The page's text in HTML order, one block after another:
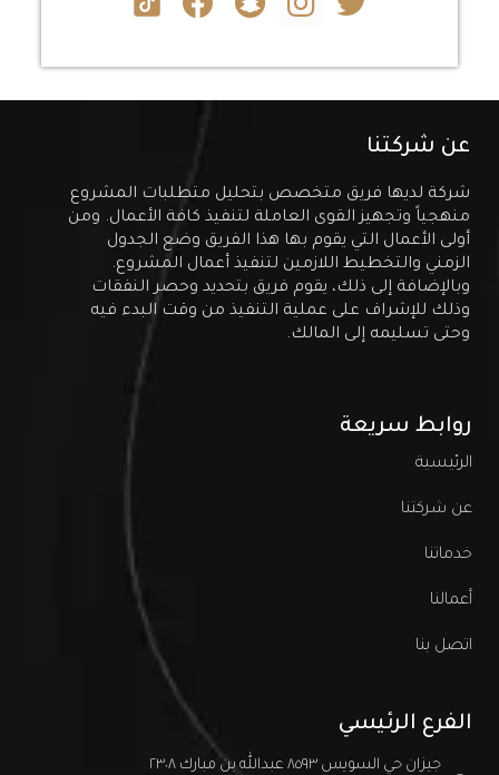
عن شركتنا
شركة لديها فريق متخصص بتحليل متطلبات المشروع
منهجياً وتجهيز القوى العاملة لتنفيذ كافة الأعمال. ومن
أولى الأعمال التي يقوم بها هذا الفريق وضع الجدول
الزمني والتخطيط اللازمين لتنفيذ أعمال المشروع.
وبالإضافة إلى ذلك، يقوم فريق بتحديد وحصر النفقات
وذلك للإشراف على عملية التنفيذ من وقت البدء فيه
وحتى تسليمه إلى المالك.
روابط سريعة
الرئيسية
عن شركتنا
خدماتنا
أعمالنا
اتصل بنا
الفرع الرئيسي
جيزان حي السويس ٨٥٩٣ عبدالله بن مبارك ٢٣٠٨